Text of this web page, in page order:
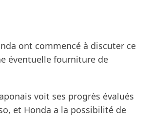
ont commencé à discuter ce
éventuelle fourniture de
voit ses progrès évalués
et Honda a la possibilité de